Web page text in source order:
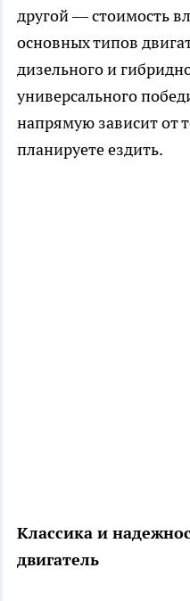
другой — стоимость
основных типов
дизельного и
универсального
напрямую зависит от
планируете ездить.
Классика и
двигатель